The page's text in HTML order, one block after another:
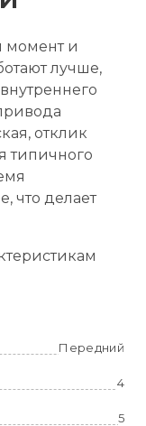
момент и
лучше,
отклик
типичного
что делает
Передний
4
5